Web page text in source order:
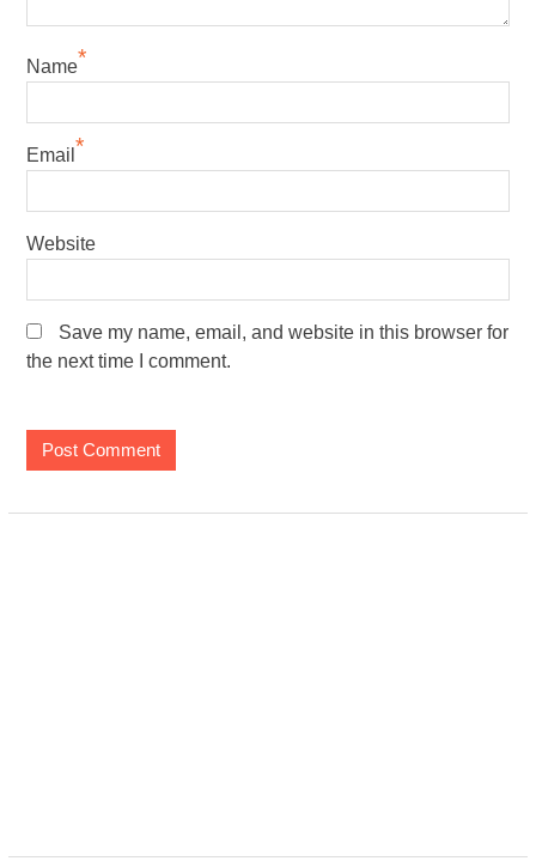
Name*
Email *
Website
Save my name, email, and website in this browser for
the next time I comment.